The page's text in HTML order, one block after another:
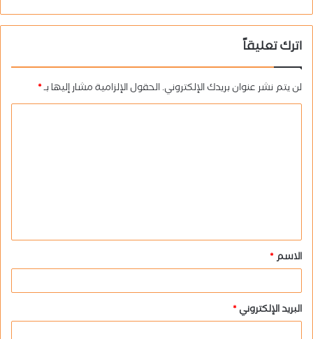
اترك تعليقاً
لن يتم نشر عنوان بريدك الإلكتروني.الحقول الإلزامية مشار إليها بـ*
ق
*
الاسم*
البريد الإلكتروني*